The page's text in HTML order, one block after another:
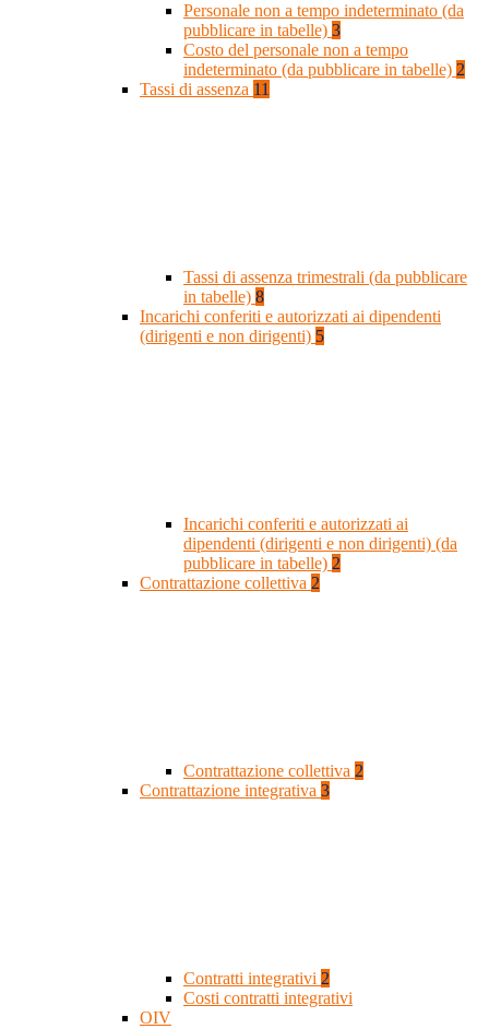
Personale non a tempo indeterminato (da
pubblicare in tabelle) 3
Costo del personale non a tempo
indeterminato (da pubblicare in tabelle) 2
Tassi di assenza 11
Tassi di assenza trimestrali (da pubblicare
in tabelle) 8
Incarichi conferiti e autorizzati ai dipendenti
(dirigenti e non dirigenti) 5
Incarichi conferiti e autorizzati ai
dipendenti (dirigenti e non dirigenti) (da
pubblicare in tabelle) 2
Contrattazione collettiva 2
Contrattazione collettiva 2
Contrattazione integrativa 3
Contratti integrativi 2
Costi contratti integrativi
OIV